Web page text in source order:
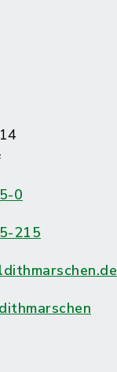
0
215